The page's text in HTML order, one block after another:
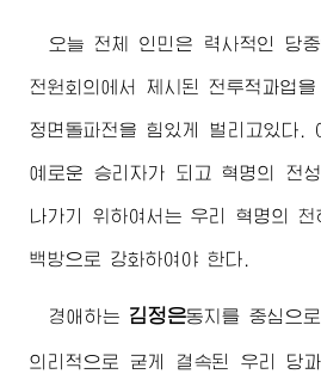
오늘 전체 인민은 력사적인 당
전원회의에서 제시된 전투적과업
정면돌파전을 힘있게 벌리고있다.
예로운 승리자가 되고 혁명의 전
나가기 위하여서는 우리 혁명의
백방으로 강화하여야 한다.
경애하는 김정은동지를 중심으
의리적으로 굳게 결속된 우리 당